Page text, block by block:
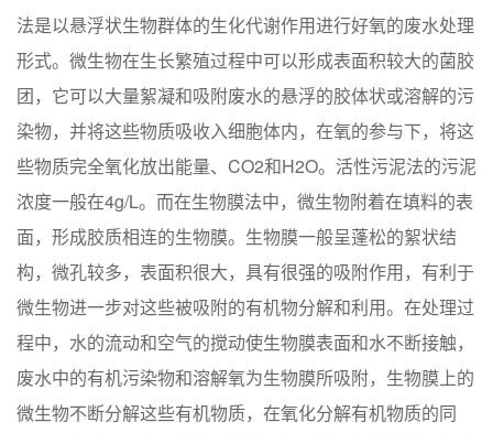
法是以悬浮状生物群体的生化代谢作用进行好氧的废水处理
形式。微生物在生长繁殖过程中可以形成表面积较大的菌胶
团，它可以大量絮凝和吸附废水的悬浮的胶体状或溶解的污
染物，并将这些物质吸收入细胞体内，在氧的参与下，将这
些物质完全氧化放出能量、CO2和H2O。活性污泥法的污泥
浓度一般在4g/L。而在生物膜法中，微生物附着在填料的表
面，形成胶质相连的生物膜。生物膜一般呈蓬松的絮状结
构，微孔较多，表面积很大，具有很强的吸附作用，有利于
微生物进一步对这些被吸附的有机物分解和利用。在处理过
程中，水的流动和空气的搅动使生物膜表面和水不断接触，
废水中的有机污染物和溶解氧为生物膜所吸附，生物膜上的
微生物不断分解这些有机物质，在氧化分解有机物质的同